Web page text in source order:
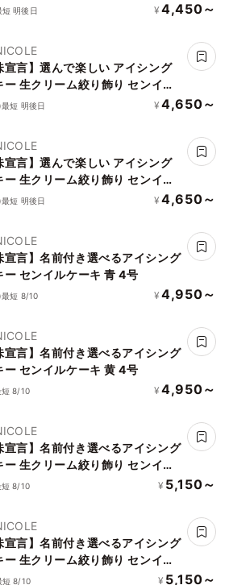
短 明後日 ¥ 4,450～
宣言】選んで楽しい アイシング
ー 生クリーム絞り飾り センイル
（赤） クリームカラーは5色から
最短 明後日 ¥ 4,650～
宣言】選んで楽しい アイシング
ー 生クリーム絞り飾り センイル
（青） クリームカラーは5色から
最短 明後日 ¥ 4,650～
宣言】名前付き選べるアイシング
ー センイルケーキ 青 4号
最短 8/10 ¥ 4,950～
宣言】名前付き選べるアイシング
ー センイルケーキ 黄 4号
短 8/10 ¥ 4,950～
宣言】名前付き選べるアイシング
ー 生クリーム絞り飾り センイル
（赤） クリームカラーは5色から
短 8/10 ¥ 5,150～
宣言】名前付き選べるアイシング
ー 生クリーム絞り飾り センイル
（青） クリームカラーは5色から
短 8/10 ¥ 5,150～